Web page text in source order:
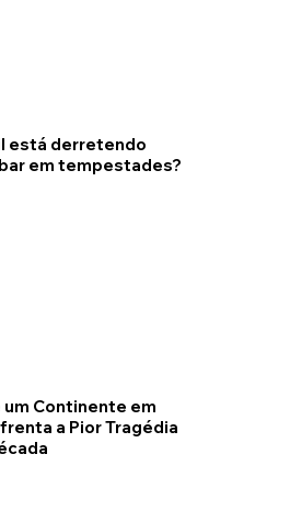
está derretendo
em tempestades?
um Continente em
a Pior Tragédia